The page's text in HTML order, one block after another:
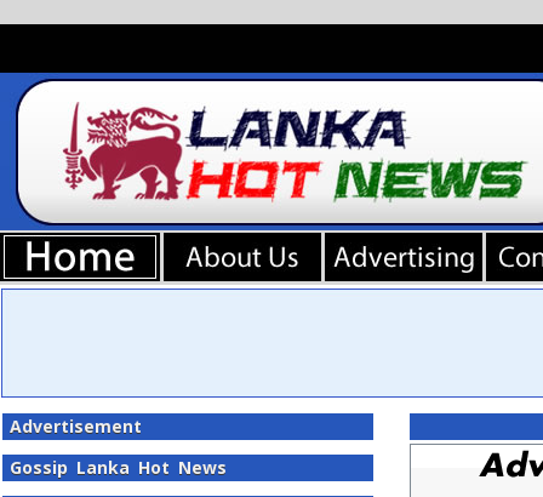
Advertisement
Gossip Lanka Hot News